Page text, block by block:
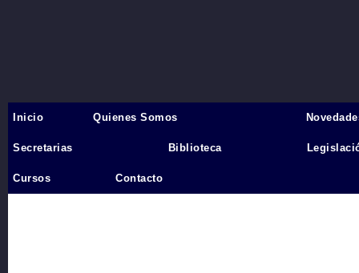
Inicio
Inicio Quienes Somos
Secretarias Biblioteca
Cursos Contacto